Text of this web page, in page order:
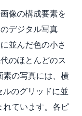
像の構成要素を
デジタル写真
並んだ色の小さ
のほとんどのス
の写真には、横
のグリッドに並
ています。各ピ